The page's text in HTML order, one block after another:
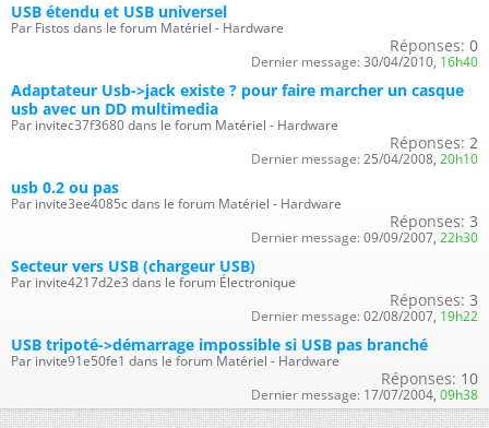
USB étendu et USB universel
Par Fistos dans le forum Matériel - Hardware
Réponses: 0
Dernier message: 30/04/2010, 16h40
Adaptateur Usb->jack existe ? pour faire marcher un casque
usb avec un DD multimedia
Par invitec37f3680 dans le forum Matériel - Hardware
Réponses: 2
Dernier message: 25/04/2008, 20h10
usb 0.2 ou pas
Par invite3ee4085c dans le forum Matériel - Hardware
Réponses: 3
Dernier message: 09/09/2007, 22h30
Secteur vers USB (chargeur USB)
Par invite4217d2e3 dans le forum Électronique
Réponses: 3
Dernier message: 02/08/2007, 19h22
USB tripoté->démarrage impossible si USB pas branché
Par invite91e50fe1 dans le forum Matériel - Hardware
Réponses: 10
Dernier message: 17/07/2004, 09h38